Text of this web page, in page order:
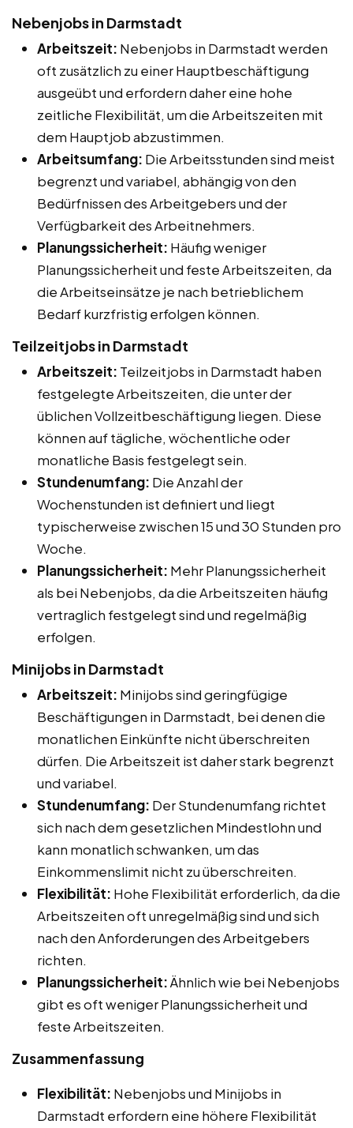
Nebenjobs in Darmstadt
Arbeitszeit: Nebenjobs in Darmstadt werden
oft zusätzlich zu einer Hauptbeschäftigung
ausgeübt und erfordern daher eine hohe
zeitliche Flexibilität, um die Arbeitszeiten mit
dem Hauptjob abzustimmen.
Arbeitsumfang: Die Arbeitsstunden sind meist
begrenzt und variabel, abhängig von den
Bedürfnissen des Arbeitgebers und der
Verfügbarkeit des Arbeitnehmers.
Planungssicherheit: Häufig weniger
Planungssicherheit und feste Arbeitszeiten, da
die Arbeitseinsätze je nach betrieblichem
Bedarf kurzfristig erfolgen können.
Teilzeitjobs in Darmstadt
Arbeitszeit: Teilzeitjobs in Darmstadt haben
festgelegte Arbeitszeiten, die unter der
üblichen Vollzeitbeschäftigung liegen. Diese
können auf tägliche, wöchentliche oder
monatliche Basis festgelegt sein.
Stundenumfang: Die Anzahl der
Wochenstunden ist definiert und liegt
typischerweise zwischen 15 und 30 Stunden pro
Woche.
Planungssicherheit: Mehr Planungssicherheit
als bei Nebenjobs, da die Arbeitszeiten häufig
vertraglich festgelegt sind und regelmäßig
erfolgen.
Minijobs in Darmstadt
Arbeitszeit: Minijobs sind geringfügige
Beschäftigungen in Darmstadt, bei denen die
monatlichen Einkünfte nicht überschreiten
dürfen. Die Arbeitszeit ist daher stark begrenzt
und variabel.
Stundenumfang: Der Stundenumfang richtet
sich nach dem gesetzlichen Mindestlohn und
kann monatlich schwanken, um das
Einkommenslimit nicht zu überschreiten.
Flexibilität: Hohe Flexibilität erforderlich, da die
Arbeitszeiten oft unregelmäßig sind und sich
nach den Anforderungen des Arbeitgebers
richten.
Planungssicherheit:Ähnlich wie bei Nebenjobs
gibt es oft weniger Planungssicherheit und
feste Arbeitszeiten.
Zusammenfassung
Flexibilität: Nebenjobs und Minijobs in
Darmstadt erfordern eine höhere Flexibilität